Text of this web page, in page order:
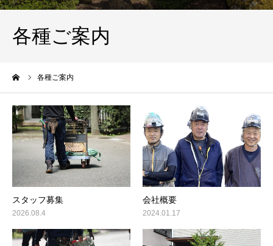
各種ご案内
各種ご案内
スタッフ募集
2026.08.4
会社概要
2024.01.17